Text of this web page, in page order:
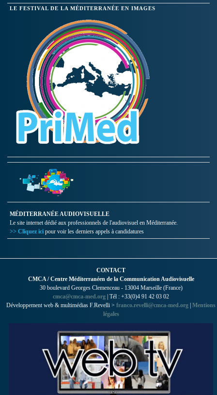
LE FESTIVAL DE LA MÉDITERRANÉE EN IMAGES
MÉDITERRANÉE AUDIOVISUELLE
Le site internet dédié aux professionnels de l'audiovisuel en Méditerranée.
>> Cliquez ici pour voir les derniers appels à candidatures
CONTACT
CMCA / Centre Méditerranéen de la Communication Audiovisuelle
30 boulevard Georges Clemenceau - 13004 Marseille (France)
cmca@cmca-med.org | Tél : +33(0)4 91 42 03 02
Développement web & multimédias F.Revelli > franco.revelli@cmca-med.org | Mentions
légales